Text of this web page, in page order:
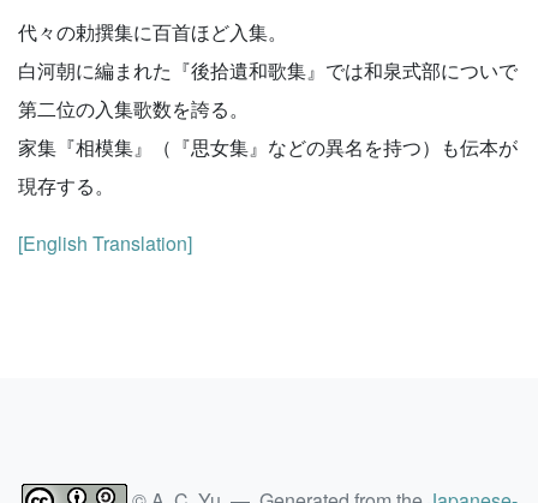
代々の勅撰集に百首ほど入集。
白河朝に編まれた『後拾遺和歌集』では和泉式部についで
第二位の入集歌数を誇る。
家集『相模集』（『思女集』などの異名を持つ）も伝本が
現存する。
[English Translation]